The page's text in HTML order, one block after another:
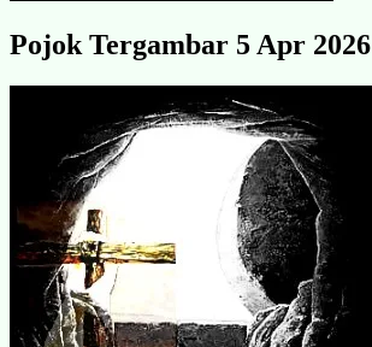
Pojok Tergambar 5 Apr 2026